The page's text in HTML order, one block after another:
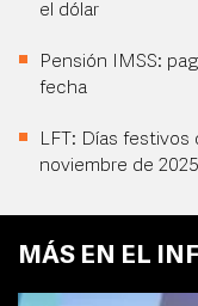
el dólar
Pensión IMSS:
fecha
LFT: Días
noviembre de 2025
MÁS EN EL